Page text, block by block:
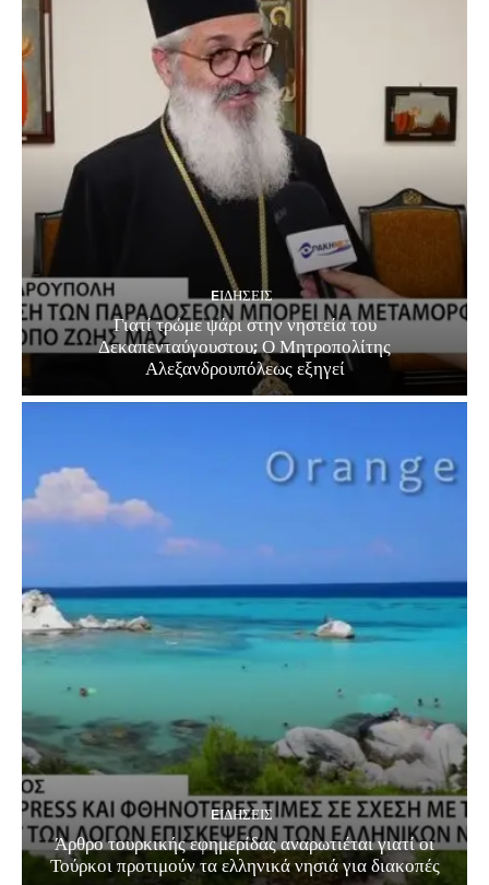
EΙΔΗΣΕΙΣ
Γιατί τρώμε ψάρι στην νηστεία του
Δεκαπενταύγουστου; Ο Μητροπολίτης
Αλεξανδρουπόλεως εξηγεί
EΙΔΗΣΕΙΣ
Άρθρο τουρκικής εφημερίδας αναρωτιέται γιατί οι
Τούρκοι προτιμούν τα ελληνικά νησιά για διακοπές